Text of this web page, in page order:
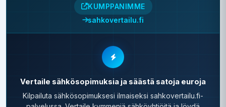
KUMPPANIMME
sahkovertailu.fi
Vertaile sähkösopimuksia ja säästä satoja euroja
Kilpailuta sähkösopimuksesi ilmaiseksi sahkovertailu.fi-